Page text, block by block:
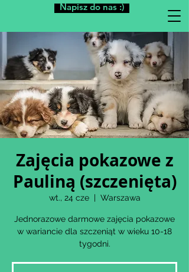
Napisz do nas :)
Zajęcia pokazowe z
Pauliną (szczenięta)
wt., 24 cze
  |
Warszawa
Jednorazowe darmowe zajęcia pokazowe
w wariancie dla szczeniąt w wieku 10-18
tygodni.